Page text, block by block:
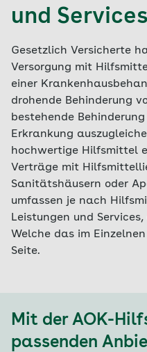
und
Gesetzlich Versicherte
Versorgung mit
einer
drohende Behinderung
bestehende
Erkrankung
hochwertige Hilfsmittel
Verträge mit
Sanitätshäusern oder
umfassen je nach
Leistungen und
Welche das im
Seite.
Mit der AOK-
passenden